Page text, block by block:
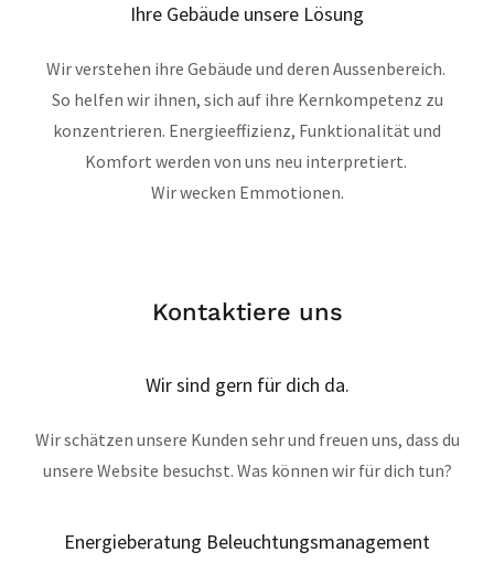
Ihre Gebäude unsere Lösung
Wir verstehen ihre Gebäude und deren Aussenbereich.
So helfen wir ihnen, sich auf ihre Kernkompetenz zu
konzentrieren. Energieeffizienz, Funktionalität und
Komfort werden von uns neu interpretiert.
Wir wecken Emmotionen.
Kontaktiere uns
Wir sind gern für dich da.
Wir schätzen unsere Kunden sehr und freuen uns, dass du
unsere Website besuchst. Was können wir für dich tun?
Energieberatung Beleuchtungsmanagement